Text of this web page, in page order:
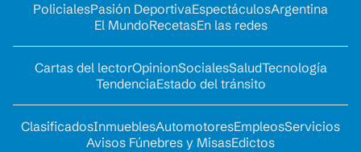
PolicialesPasión DeportivaEspectáculosArgentina
El MundoRecetasEn las redes
Cartas del lectorOpinionSocialesSaludTecnología
TendenciaEstado del tránsito
ClasificadosInmueblesAutomotoresEmpleosServicios
Avisos Fúnebres y MisasEdictos